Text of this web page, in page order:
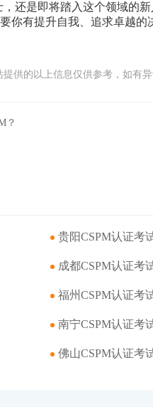
还是即将踏入这个领域的
你有提升自我、追求卓越的
供的以上信息仅供参考，如有
？
贵阳CSPM认证考
成都CSPM认证考
福州CSPM认证考
南宁CSPM认证考
佛山CSPM认证考